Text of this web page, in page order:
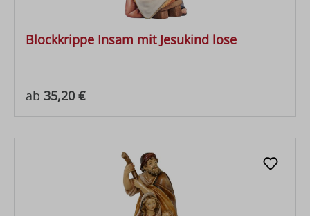
Blockkrippe Insam mit Jesukind lose
Regulärer Preis:
ab 35,20 €